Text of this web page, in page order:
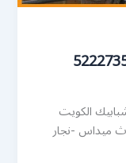
الكويت
ميداس -نجار